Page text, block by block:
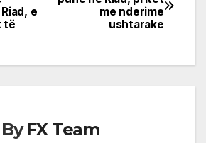
me nderime
ushtarake
e
të
ByFX Team